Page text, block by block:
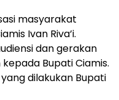
masyarakat
Ivan Riva’i.
dan gerakan
Bupati Ciamis.
dilakukan Bupati